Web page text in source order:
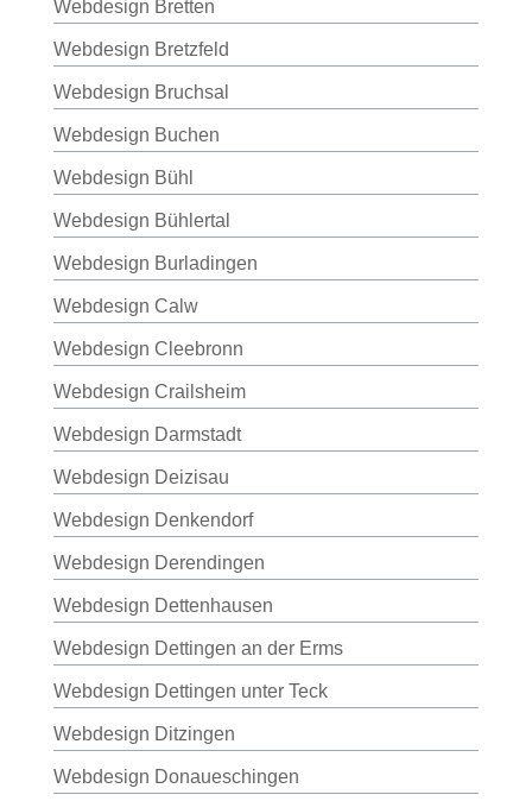
Webdesign Bretten
Webdesign Bretzfeld
Webdesign Bruchsal
Webdesign Buchen
Webdesign Bühl
Webdesign Bühlertal
Webdesign Burladingen
Webdesign Calw
Webdesign Cleebronn
Webdesign Crailsheim
Webdesign Darmstadt
Webdesign Deizisau
Webdesign Denkendorf
Webdesign Derendingen
Webdesign Dettenhausen
Webdesign Dettingen an der Erms
Webdesign Dettingen unter Teck
Webdesign Ditzingen
Webdesign Donaueschingen